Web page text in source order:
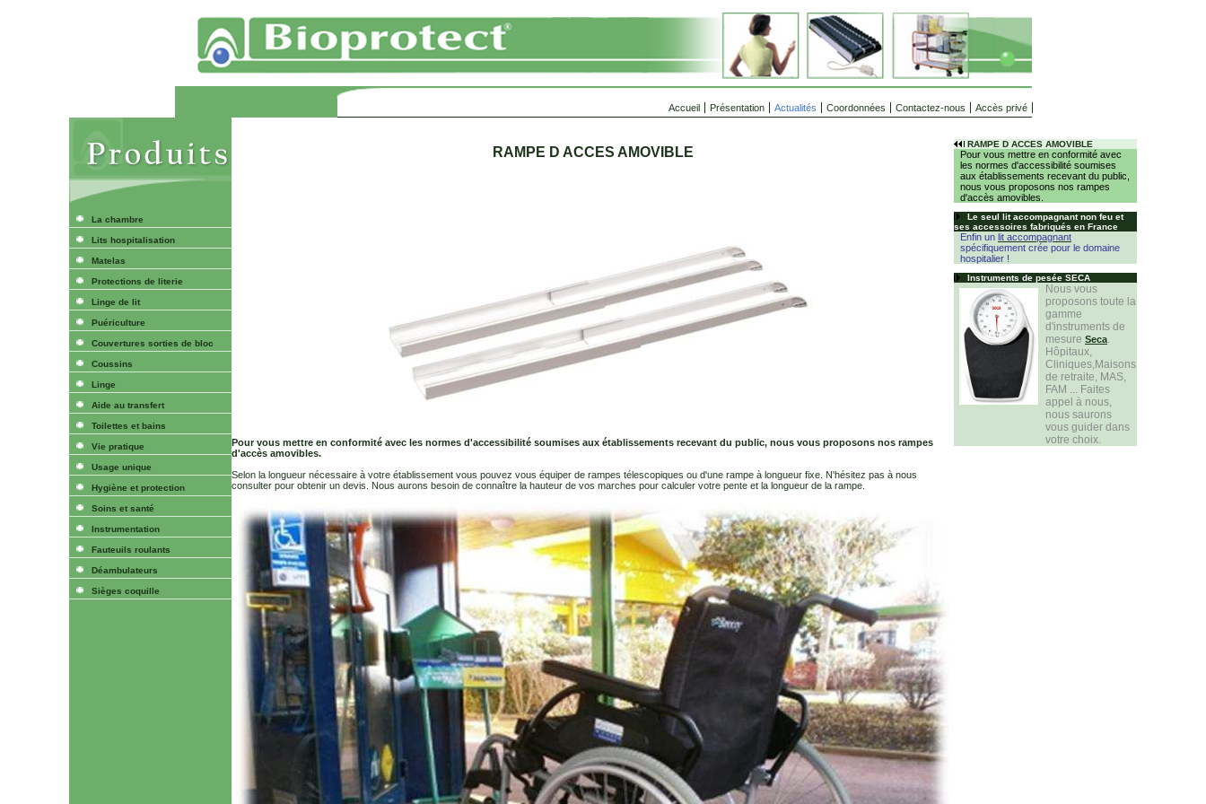
Accueil Présentation Actualités Coordonnées Contactez-nous Accès privé
La chambre
Lits hospitalisation
Matelas
Protections de literie
Linge de lit
Puériculture
Couvertures sorties de bloc
Coussins
Linge
Aide au transfert
Toilettes et bains
Vie pratique
Usage unique
Hygiène et protection
Soins et santé
Instrumentation
Fauteuils roulants
Déambulateurs
Sièges coquille
RAMPE D ACCES AMOVIBLE
Pour vous mettre en conformité avec les normes d'accessibilité soumises aux établissements recevant du public, nous vous proposons nos rampes
d'accès amovibles.
Selon la longueur nécessaire à votre établissement vous pouvez vous équiper de rampes télescopiques ou d'une rampe à longueur fixe. N'hésitez pas à nous
consulter pour obtenir un devis. Nous aurons besoin de connaître la hauteur de vos marches pour calculer votre pente et la longueur de la rampe.
RAMPE D ACCES AMOVIBLE
Pour vous mettre en conformité avec
les normes d'accessibilité soumises
aux établissements recevant du public,
nous vous proposons nos rampes
d'accès amovibles.
Le seul lit accompagnant non feu et
ses accessoires fabriqués en France
Enfin un lit accompagnant
spécifiquement crée pour le domaine
hospitalier !
Instruments de pesée SECA
Nous vous
proposons toute la
gamme
d'instruments de
mesure Seca.
Hôpitaux,
Cliniques,Maisons
de retraite, MAS,
FAM ... Faites
appel à nous,
nous saurons
vous guider dans
votre choix.